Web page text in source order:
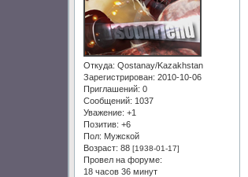
Откуда: Qostanay/Kazakhstan
Зарегистрирован: 2010-10-06
Приглашений: 0
Сообщений: 1037
Уважение: +1
Позитив: +6
Пол: Мужской
Возраст: 88[1938-01-17]
Провел на форуме:
18 часов 36 минут